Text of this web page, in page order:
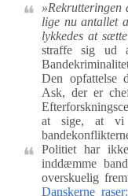
»Rekrutteringen
lige nu antallet
lykkedes at
straffe sig ud
Den opfattelse
Ask, der er
at sige, at vi
Politiet har
inddæmme
overskuelig
Danskerne